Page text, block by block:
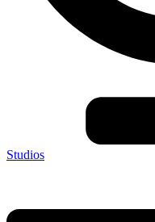
Studios